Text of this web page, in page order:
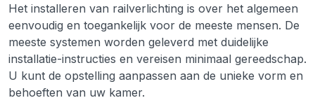
Het installeren van railverlichting is over het algemeen
eenvoudig en toegankelijk voor de meeste mensen. De
meeste systemen worden geleverd met duidelijke
installatie-instructies en vereisen minimaal gereedschap.
U kunt de opstelling aanpassen aan de unieke vorm en
behoeften van uw kamer.